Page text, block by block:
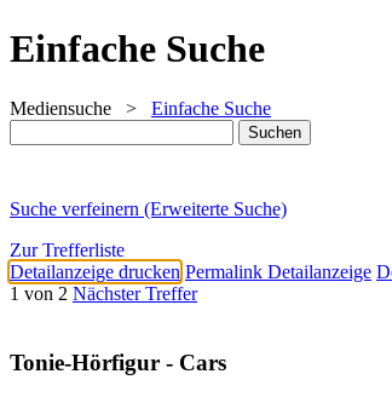
Einfache Suche
Mediensuche > Einfache Suche
Suche verfeinern (Erweiterte Suche)
Zur Trefferliste
Detailanzeige drucken Permalink Detailanzeige
1 von 2 Nächster Treffer
Tonie-Hörfigur - Cars